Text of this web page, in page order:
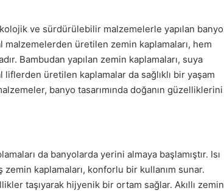
ve sürdürülebilir malzemelerle yapılan banyo
üretilen zemin kaplamaları, hem
Bambudan yapılan zemin kaplamaları, suya
liflerden üretilen kaplamalar da sağlıklı bir yaşam
banyo tasarımında doğanın güzelliklerini
da banyolarda yerini almaya başlamıştır. Isı
kaplamaları, konforlu bir kullanım sunar.
taşıyarak hijyenik bir ortam sağlar. Akıllı zemin